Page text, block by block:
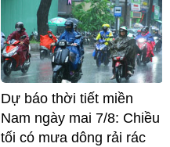
Dự báo thời tiết miền
Nam ngày mai 7/8: Chiều
tối có mưa dông rải rác